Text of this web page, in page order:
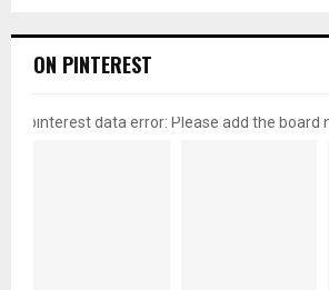
ON PINTEREST
pinterest data error: Please add the board